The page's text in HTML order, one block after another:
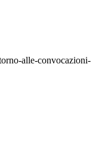
alle-convocazioni-